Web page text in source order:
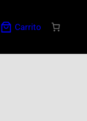
Carrito